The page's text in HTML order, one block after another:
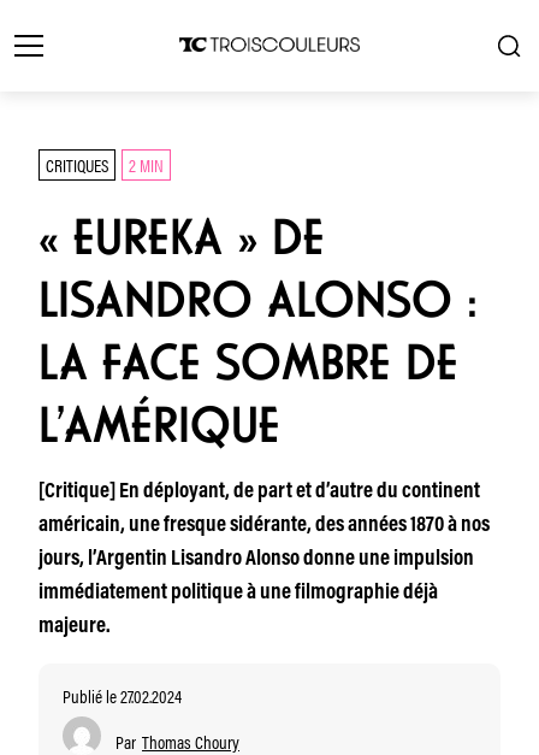
CRITIQUES 2 MIN
« EUREKA » DE
LISANDRO ALONSO :
LA FACE SOMBRE DE
L’AMÉRIQUE
[Critique] En déployant, de part et d’autre du continent
américain, une fresque sidérante, des années 1870 à nos
jours, l’Argentin Lisandro Alonso donne une impulsion
immédiatement politique à une filmographie déjà
majeure.
Publié le 27.02.2024
Par Thomas Choury